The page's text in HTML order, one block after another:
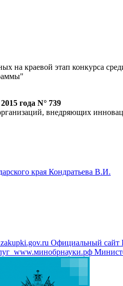
на краевой этап конкурса
года N° 739
внедряющих
края Кондратьева В.И.
Официальный сайт
www.минобрнауки.рф